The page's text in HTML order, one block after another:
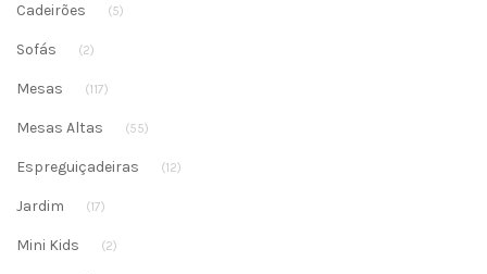
Cadeirões (5)
Sofás (2)
Mesas (117)
Mesas Altas (55)
Espreguiçadeiras (12)
Jardim (17)
Mini Kids (2)